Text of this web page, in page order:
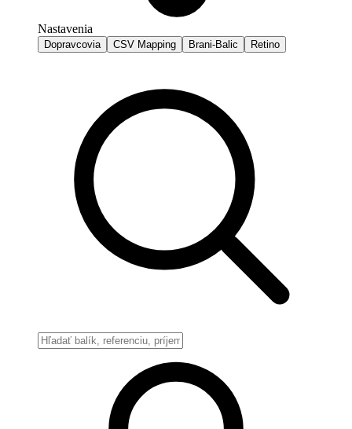
Nastavenia
Dopravcovia CSV Mapping Brani-Balic Retino